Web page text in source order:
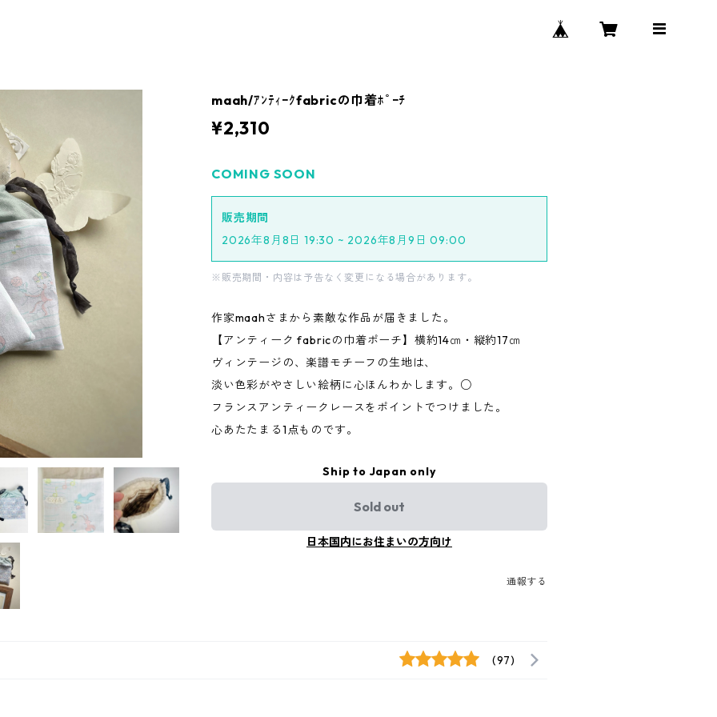
maah/ｱﾝﾃｨｰｸfabricの巾着ﾎﾟｰﾁ
¥2,310
COMING SOON
販売期間
2026年8月8日 19:30 ~ 2026年8月9日 09:00
※販売期間・内容は予告なく変更になる場合があります。
作家maahさまから素敵な作品が届きました。
【アンティーク fabricの巾着ポーチ】横約14㎝・縦約17㎝
ヴィンテージの、楽譜モチーフの生地は、
淡い色彩がやさしい絵柄に心ほんわかします。○
フランスアンティークレースをポイントでつけました。
心あたたまる1点ものです。
Ship to Japan only
Sold out
日本国内にお住まいの方向け
通報する
(97)